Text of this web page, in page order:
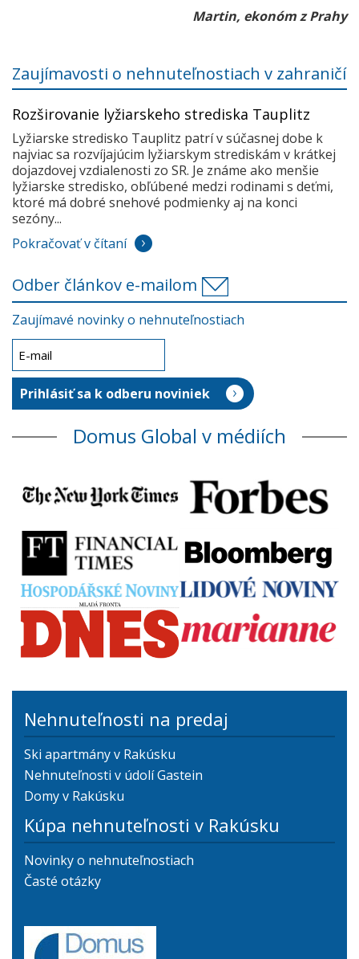
Martin, ekonóm z Prahy
Zaujímavosti o nehnuteľnostiach v zahraničí
Rozširovanie lyžiarskeho strediska Tauplitz
Lyžiarske stredisko Tauplitz patrí v súčasnej dobe k
najviac sa rozvíjajúcim lyžiarskym strediskám v krátkej
dojazdovej vzdialenosti zo SR. Je známe ako menšie
lyžiarske stredisko, obľúbené medzi rodinami s deťmi,
ktoré má dobré snehové podmienky aj na konci
sezóny...
Pokračovať v čítaní
Odber článkov e-mailom
Zaujímavé novinky o nehnuteľnostiach
Domus Global v médiích
Nehnuteľnosti na predaj
Ski apartmány v Rakúsku
Nehnuteľnosti v údolí Gastein
Domy v Rakúsku
Kúpa nehnuteľnosti v Rakúsku
Novinky o nehnuteľnostiach
Časté otázky